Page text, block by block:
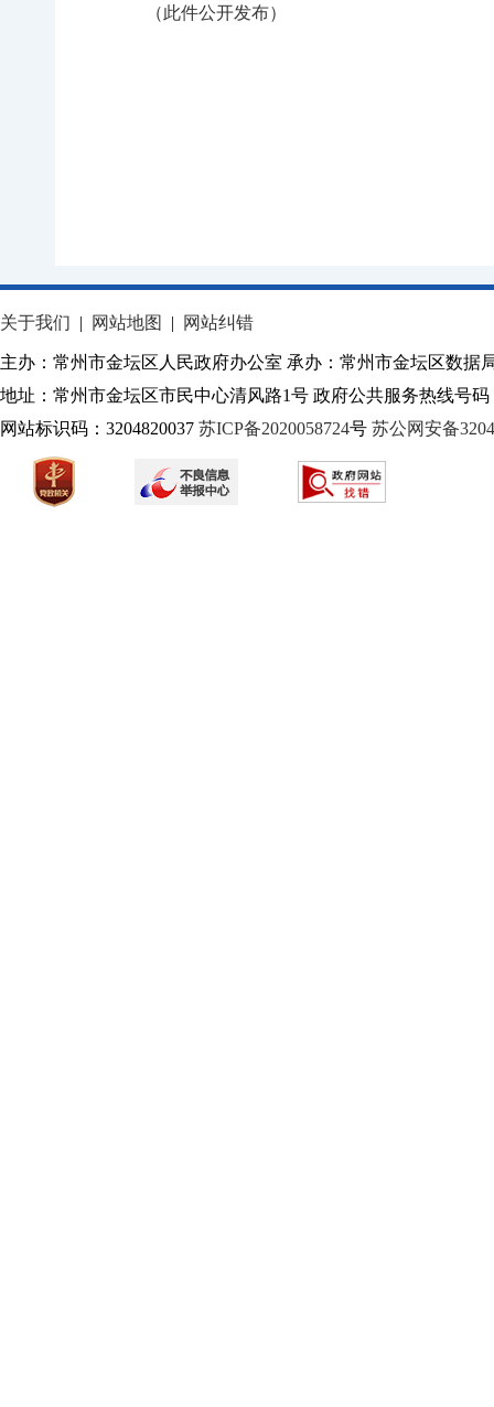
（此件公开发布）
关于我们 | 网站地图 | 网站纠错
主办：常州市金坛区人民政府办公室 承办：常州市金坛区数据
地址：常州市金坛区市民中心清风路1号 政府公共服务热线号码
网站标识码：3204820037 苏ICP备2020058724号 苏公网安备